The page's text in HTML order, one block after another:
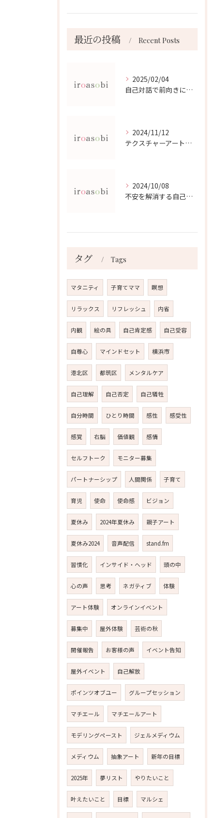
最近の投稿 Recent Posts
2025/02/04
自己対話で前向きになるコツ
2024/11/12
テクスチャーアートによる感情解放
2024/10/08
不安を解消する自己対話法
タグ Tags
マタニティ 子育てママ 瞑想
リラックス リフレッシュ 内省
内観 絵の具 自己肯定感 自己受容
自尊心 マインドセット 横浜市
港北区 都筑区 メンタルケア
自己理解 自己否定 自己犠牲
自分時間 ひとり時間 感性 感受性
感覚 右脳 価値観 感情
セルフトーク モニター募集
パートナーシップ 人間関係 子育て
育児 使命 使命感 ビジョン
夏休み 2024年夏休み 親子アート
夏休み2024 音声配信 stand.fm
習慣化 インサイド・ヘッド 頭の中
心の声 思考 ネガティブ 体験
アート体験 オンラインイベント
募集中 屋外体験 芸術の秋
開催報告 お客様の声 イベント告知
屋外イベント 自己解放
ポインツオブユー グループセッション
マチエール マチエールアート
モデリングペースト ジェルメディウム
メディウム 抽象アート 新年の目標
2025年 夢リスト やりたいこと
叶えたいこと 目標 マルシェ